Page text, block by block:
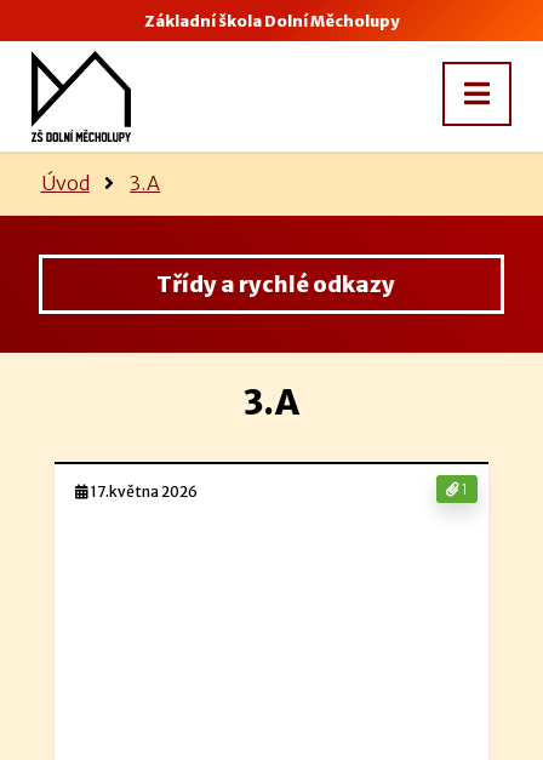
Základní škola Dolní Měcholupy
Úvod 3.A
Třídy a rychlé odkazy
3.A
1
17.května 2026